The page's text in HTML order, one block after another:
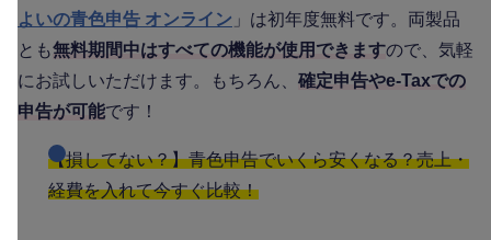
よいの青色申告 オンライン 」は初年度無料です。両製品
とも無料期間中はすべての機能が使用できますので、気軽
にお試しいただけます。もちろん、 確定申告やe-Taxでの
申告が可能です！
【損してない？】青色申告でいくら安くなる？売上・
経費を入れて今すぐ比較！